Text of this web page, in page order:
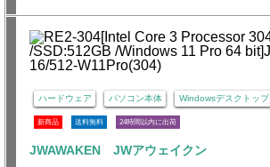
ハードウェア パソコン本体 Windowsデスクトップ
新商品 送料無料 24時間以内に出荷
JWAWAKEN JWアウェイクン